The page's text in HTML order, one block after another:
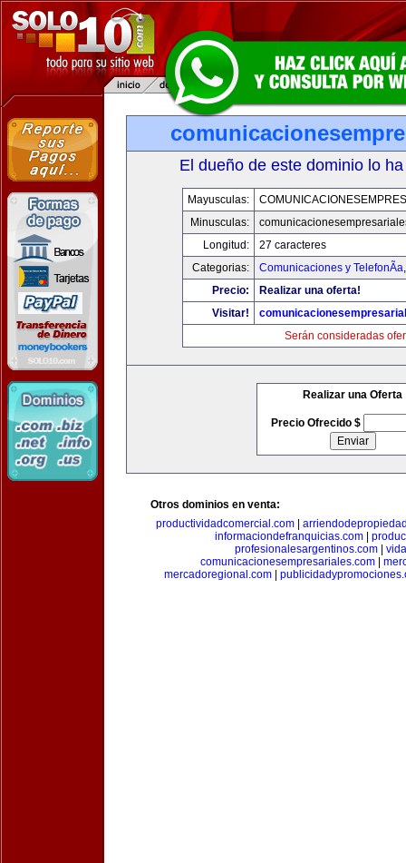
El dueño de este dominio lo
Mayusculas:
Minusculas:
Longitud:
27 caracteres
Categorias:
Comunicaciones y TelefonÃ­a
Precio:
Realizar una oferta!
Visitar!
Serán consideradas
Realizar una Oferta
Precio Ofrecido $
Otros dominios en venta:
productividadcomercial.com
informaciondefranquicias.com
profesionalesargentinos.com|
comunicacionesempresariales.com
mercadoregional.com